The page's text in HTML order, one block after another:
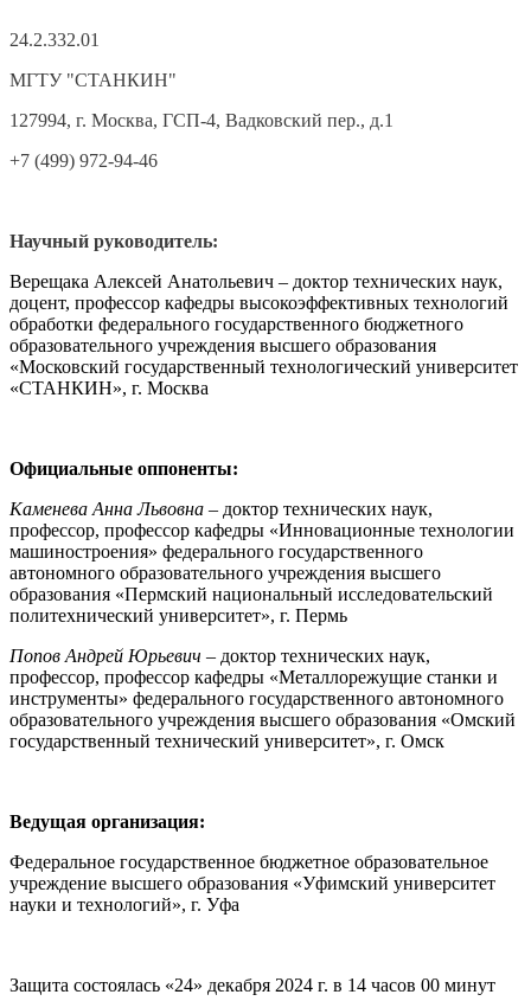
24.2.332.01
МГТУ "СТАНКИН"
127994, г. Москва, ГСП-4, Вадковский пер., д.1
+7 (499) 972-94-46
Научный руководитель:
Верещака Алексей Анатольевич – доктор технических наук,
доцент, профессор кафедры высокоэффективных технологий
обработки федерального государственного бюджетного
образовательного учреждения высшего образования
«Московский государственный технологический университет
«СТАНКИН», г. Москва
Официальные оппоненты:
Каменева Анна Львовна – доктор технических наук,
профессор, профессор кафедры «Инновационные технологии
машиностроения» федерального государственного
автономного образовательного учреждения высшего
образования «Пермский национальный исследовательский
политехнический университет», г. Пермь
Попов Андрей Юрьевич – доктор технических наук,
профессор, профессор кафедры «Металлорежущие станки и
инструменты» федерального государственного автономного
образовательного учреждения высшего образования «Омский
государственный технический университет», г. Омск
Ведущая организация:
Федеральное государственное бюджетное образовательное
учреждение высшего образования «Уфимский университет
науки и технологий», г. Уфа
Защита состоялась «24» декабря 2024 г. в 14 часов 00 минут